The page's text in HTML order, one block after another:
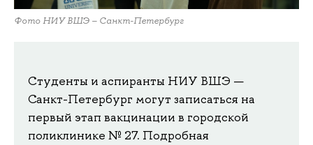
Фото НИУ ВШЭ – Санкт-Петербург
Студенты и аспиранты НИУ ВШЭ —
Санкт-Петербург могут записаться на
первый этап вакцинации в городской
поликлинике № 27. Подробная